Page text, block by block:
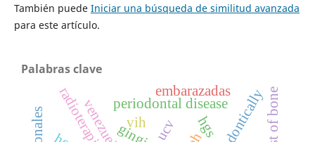
También puede Iniciar una búsqueda de similitud avanzada
para este artículo.
Palabras clave
hgs
venezuela ucv crest of bone
radioterapia periodontal disease
embarazadas
vih